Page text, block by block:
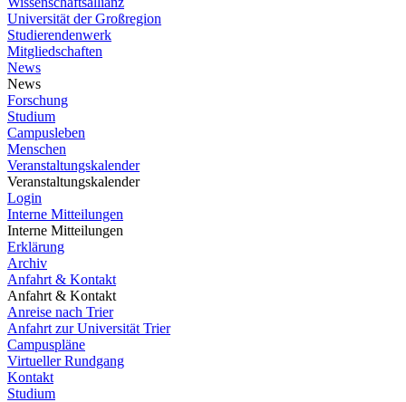
Universität der Großregion
Studierendenwerk
Mitgliedschaften
News
News
Forschung
Studium
Campusleben
Menschen
Veranstaltungskalender
Veranstaltungskalender
Login
Interne Mitteilungen
Interne Mitteilungen
Erklärung
Archiv
Anfahrt & Kontakt
Anfahrt & Kontakt
Anreise nach Trier
Anfahrt zur Universität Trier
Campuspläne
Virtueller Rundgang
Kontakt
Studium